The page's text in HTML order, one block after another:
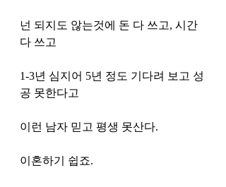
넌 되지도 않는것에 돈 다 쓰고, 시간
다 쓰고
1-3년 심지어 5년 정도 기다려 보고 성
공 못한다고
이런 남자 믿고 평생 못산다.
이혼하기 쉽죠.